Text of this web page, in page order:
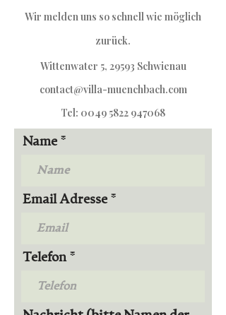
Wir melden uns so schnell wie möglich
zurück.
Wittenwater 5, 29593 Schwienau
contact@villa-muenchbach.com
Tel: 0049 5822 947068
Name
Email Adresse
Telefon